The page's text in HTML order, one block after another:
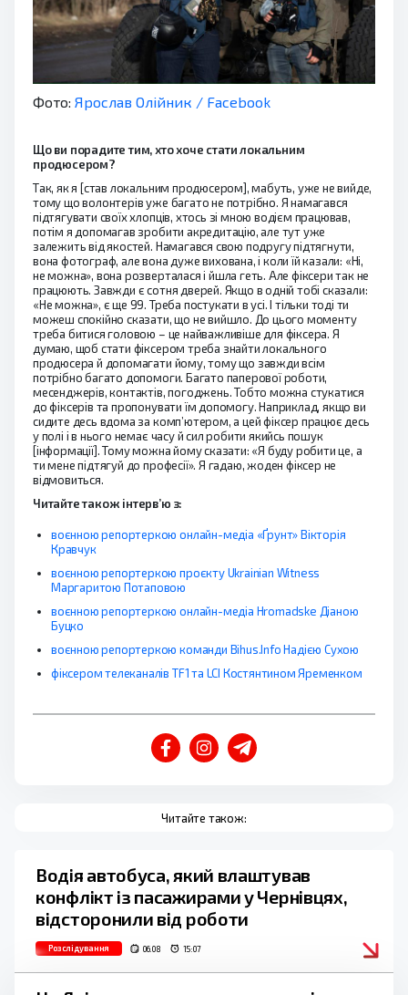
Фото: Ярослав Олійник / Facebook
Що ви порадите тим, хто хоче стати локальним
продюсером?
Так, як я [став локальним продюсером], мабуть, уже не вийде,
тому що волонтерів уже багато не потрібно. Я намагався
підтягувати своїх хлопців, хтось зі мною водієм працював,
потім я допомагав зробити акредитацію, але тут уже
залежить від якостей. Намагався свою подругу підтягнути,
вона фотограф, але вона дуже вихована, і коли їй казали: «Ні,
не можна», вона розверталася і йшла геть. Але фіксери так не
працюють. Завжди є сотня дверей. Якщо в одній тобі сказали:
«Не можна», є ще 99. Треба постукати в усі. І тільки тоді ти
можеш спокійно сказати, що не вийшло. До цього моменту
треба битися головою – це найважливіше для фіксера. Я
думаю, щоб стати фіксером треба знайти локального
продюсера й допомагати йому, тому що завжди всім
потрібно багато допомоги. Багато паперової роботи,
месенджерів, контактів, погоджень. Тобто можна стукатися
до фіксерів та пропонувати їм допомогу. Наприклад, якщо ви
сидите десь вдома за комп’ютером, а цей фіксер працює десь
у полі і в нього немає часу й сил робити якийсь пошук
[інформації]. Тому можна йому сказати: «Я буду робити це, а
ти мене підтягуй до професії». Я гадаю, жоден фіксер не
відмовиться.
Читайте також інтерв’ю з:
воєнною репортеркою онлайн-медіа «Ґрунт» Вікторія
Кравчук
воєнною репортеркою проєкту Ukrainian Witness
Маргаритою Потаповою
воєнною репортеркою онлайн-медіа Hromadske Діаною
Буцко
воєнною репортеркою команди Bihus.Info Надією Сухою
фіксером телеканалів TF1 та LCI Костянтином Яременком
Читайте також:
Водія автобуса, який влаштував
конфлікт із пасажирами у Чернівцях,
відсторонили від роботи
Розслідування 06.08 15:07